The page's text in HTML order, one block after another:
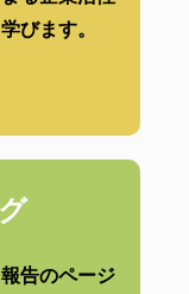
びます。
告のページ